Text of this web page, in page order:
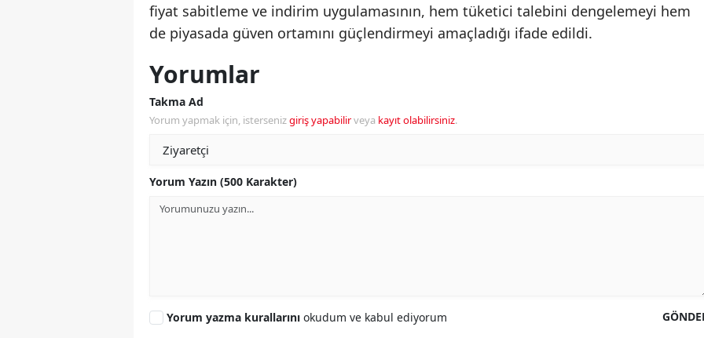
fiyat sabitleme ve indirim uygulamasının, hem tüketici talebini dengelemeyi hem
de piyasada güven ortamını güçlendirmeyi amaçladığı ifade edildi.
Yorumlar
Takma Ad
Yorum yapmak için, istersenizgiriş yapabilirveya kayıt olabilirsiniz.
Yorum Yazın (500 Karakter)
Yorum yazma kurallarını okudum ve kabul ediyorum